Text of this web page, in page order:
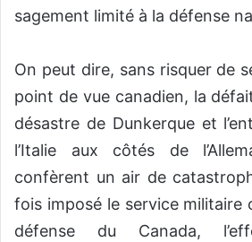
sagement limité à la défense
On peut dire, sans risquer de
point de vue canadien, la
désastre de Dunkerque et
l’Italie aux côtés de
confèrent un air de
fois imposé le service militaire
défense du Canada,